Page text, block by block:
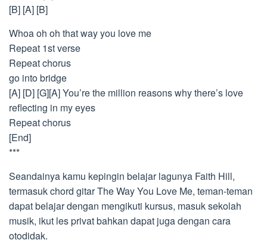
[B] [A] [B]
Whoa oh oh that way you love me
Repeat 1st verse
Repeat chorus
go into bridge
[A] [D] [G][A] You’re the million reasons why there’s love
reflecting in my eyes
Repeat chorus
[End]
***
Seandainya kamu kepingin belajar lagunya Faith Hill,
termasuk chord gitar The Way You Love Me, teman-teman
dapat belajar dengan mengikuti kursus, masuk sekolah
musik, ikut les privat bahkan dapat juga dengan cara
otodidak.